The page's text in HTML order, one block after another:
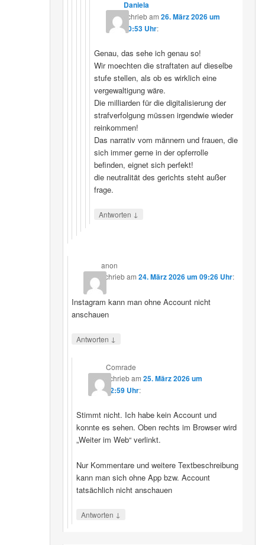
Daniela
schriebam 26. März 2026 um
10:53 Uhr:
Genau, das sehe ich genau so!
Wir moechten die straftaten auf dieselbe
stufe stellen, als ob es wirklich eine
vergewaltigung wäre.
Die milliarden für die digitalisierung der
strafverfolgung müssen irgendwie wieder
reinkommen!
Das narrativ vom männern und frauen, die
sich immer gerne in der opferrolle
befinden, eignet sich perfekt!
die neutralität des gerichts steht außer
frage.
Antworten ↓
anon
schriebam24. März 2026 um 09:26 Uhr:
Instagram kann man ohne Account nicht
anschauen
Antworten ↓
Comrade
schriebam 25. März 2026 um
12:59 Uhr:
Stimmt nicht. Ich habe kein Account und
konnte es sehen. Oben rechts im Browser wird
„Weiter im Web“ verlinkt.
Nur Kommentare und weitere Textbeschreibung
kann man sich ohne App bzw. Account
tatsächlich nicht anschauen
Antworten ↓